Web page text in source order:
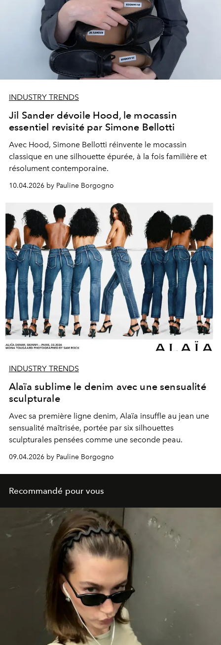
INDUSTRY TRENDS
Jil Sander dévoile Hood, le mocassin
essentiel revisité par Simone Bellotti
Avec Hood, Simone Bellotti réinvente le mocassin
classique en une silhouette épurée, à la fois familière et
résolument contemporaine.
10.04.2026 by Pauline Borgogno
INDUSTRY TRENDS
Alaïa sublime le denim avec une sensualité
sculpturale
Avec sa première ligne denim, Alaïa insuffle au jean une
sensualité maîtrisée, portée par six silhouettes
sculpturales pensées comme une seconde peau.
09.04.2026 by Pauline Borgogno
Recommandé pour vous